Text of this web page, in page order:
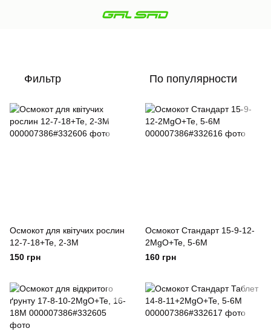
Фильтр По популярности
Осмокот для квітучих рослин
12-7-18+Te, 2-3M
150 грн
Осмокот Стандарт 15-9-12-
2MgO+Te, 5-6М
160 грн